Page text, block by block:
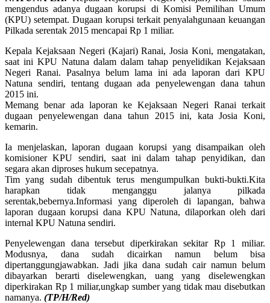
mengendus adanya dugaan korupsi di Komisi Pemilihan Umum
(KPU) setempat. Dugaan korupsi terkait penyalahgunaan keuangan
Pilkada serentak 2015 mencapai Rp 1 miliar.
Kepala Kejaksaan Negeri (Kajari) Ranai, Josia Koni, mengatakan,
saat ini KPU Natuna dalam dalam tahap penyelidikan Kejaksaan
Negeri Ranai. Pasalnya belum lama ini ada laporan dari KPU
Natuna sendiri, tentang dugaan ada penyelewengan dana tahun
2015 ini.
Memang benar ada laporan ke Kejaksaan Negeri Ranai terkait
dugaan penyelewengan dana tahun 2015 ini, kata Josia Koni,
kemarin.
Ia menjelaskan, laporan dugaan korupsi yang disampaikan oleh
komisioner KPU sendiri, saat ini dalam tahap penyidikan, dan
segara akan diproses hukum secepatnya.
Tim yang sudah dibentuk terus mengumpulkan bukti-bukti.Kita
harapkan tidak menganggu jalanya pilkada
serentak,bebernya.Informasi yang diperoleh di lapangan, bahwa
laporan dugaan korupsi dana KPU Natuna, dilaporkan oleh dari
internal KPU Natuna sendiri.
Penyelewengan dana tersebut diperkirakan sekitar Rp 1 miliar.
Modusnya, dana sudah dicairkan namun belum bisa
dipertanggungjawabkan. Jadi jika dana sudah cair namun belum
dibayarkan berarti diselewengkan, uang yang diselewengkan
diperkirakan Rp 1 miliar,ungkap sumber yang tidak mau disebutkan
namanya. (TP/H/Red)